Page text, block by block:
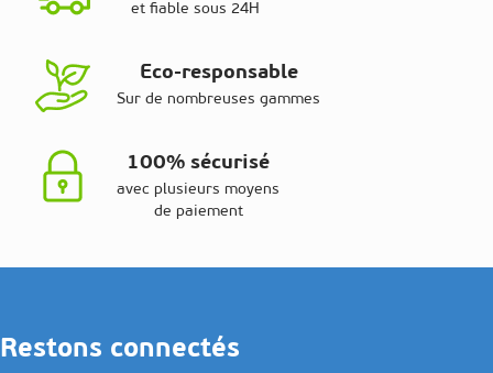
et fiable sous 24H
Eco-responsable
Sur de nombreuses gammes
100% sécurisé
avec plusieurs moyens
de paiement
Restons connectés